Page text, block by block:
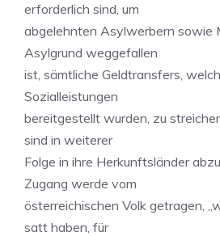
erforderlich sind, um
abgelehnten Asylwerbern sowie
Asylgrund weggefallen
ist, sämtliche Geldtransfers,
Sozialleistungen
bereitgestellt wurden, zu
sind in weiterer
Folge in ihre Herkunftsländer
Zugang werde vom
österreichischen Volk getragen,
satt haben, für